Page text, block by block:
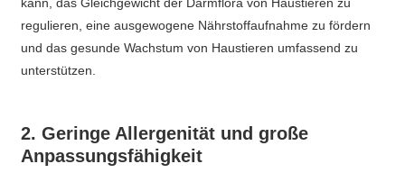
regulieren, eine ausgewogene Nährstoffaufnahme zu fördern
und das gesunde Wachstum von Haustieren umfassend zu
unterstützen.
2. Geringe Allergenität und große
Anpassungsfähigkeit